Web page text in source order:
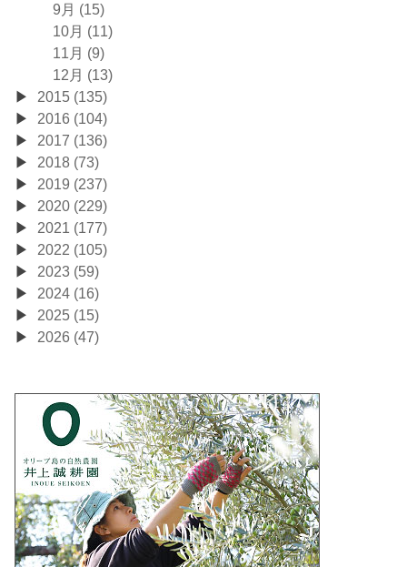
9月 (15)
10月 (11)
11月 (9)
12月 (13)
2015 (135)
2016 (104)
2017 (136)
2018 (73)
2019 (237)
2020 (229)
2021 (177)
2022 (105)
2023 (59)
2024 (16)
2025 (15)
2026 (47)